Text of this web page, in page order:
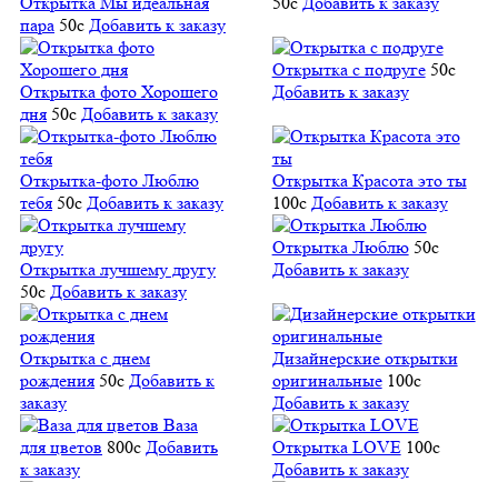
пара 50c Добавить к заказу
Открытка фото Хорошего
дня 50c Добавить к заказу
Открытка с подруге 50c
Добавить к заказу
Открытка-фото Люблю
тебя 50c Добавить к заказу
Открытка Красота это ты
100c Добавить к заказу
Открытка лучшему другу
50c Добавить к заказу
Открытка Люблю 50c
Добавить к заказу
Открытка с днем
рождения 50c Добавить к
заказу
Дизайнерские открытки
оригинальные 100c
Добавить к заказу
Ваза
для цветов 800c Добавить
к заказу
Открытка LOVE 100c
Добавить к заказу